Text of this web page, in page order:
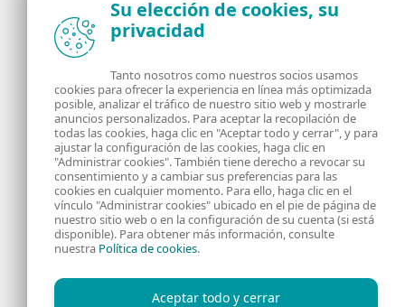
Noticias, opiniones y análisis de la comunidad de
seguridad de ESET
Acerca de RSS Feed
Contáctanos Dirección
Información Legal Política de Cookies
Política de privacidad
Su elección de cookies, su
privacidad
Tanto nosotros como nuestros socios usamos
cookies para ofrecer la experiencia en línea más optimizada
posible, analizar el tráfico de nuestro sitio web y mostrarle
anuncios personalizados. Para aceptar la recopilación de
todas las cookies, haga clic en "Aceptar todo y cerrar", y para
ajustar la configuración de las cookies, haga clic en
"Administrar cookies". También tiene derecho a revocar su
consentimiento y a cambiar sus preferencias para las
cookies en cualquier momento. Para ello, haga clic en el
vínculo "Administrar cookies" ubicado en el pie de página de
nuestro sitio web o en la configuración de su cuenta (si está
disponible). Para obtener más información, consulte
nuestra Política de cookies.
Aceptar todo y cerrar